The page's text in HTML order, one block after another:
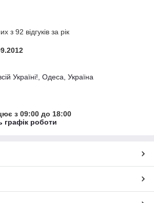
з 92 відгуків за рік
Україні!, Одеса, Україна
з 09:00 до 18:00
графік роботи